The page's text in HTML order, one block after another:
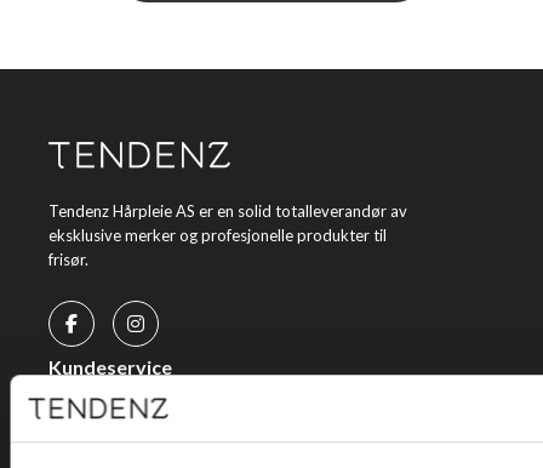
Tendenz Hårpleie AS er en solid totalleverandør av
eksklusive merker og profesjonelle produkter til
frisør.
Kundeservice
Kjøpsvilkår